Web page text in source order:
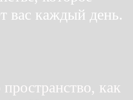
вас каждый день.
как